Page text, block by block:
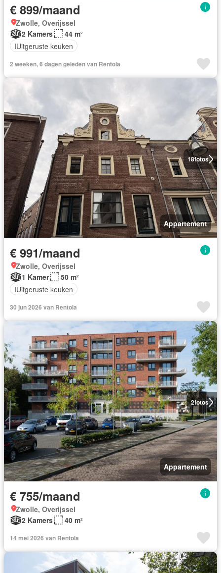
€ 899/maand
Zwolle, Overijssel
2 Kamers
44 m²
IUitgeruste keuken
2 weeken, 6 dagen geleden van Rentola
18fotos
Appartement
€ 991/maand
Zwolle, Overijssel
1 Kamer
50 m²
IUitgeruste keuken
30 jun 2026 van Rentola
2fotos
Appartement
€ 755/maand
Zwolle, Overijssel
2 Kamers
40 m²
14 mei 2026 van Rentola